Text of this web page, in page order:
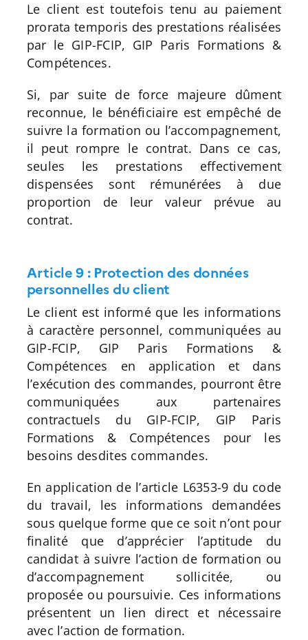
Le client est toutefois tenu au paiement
prorata temporis des prestations réalisées
par le GIP-FCIP, GIP Paris Formations &
Compétences.
Si, par suite de force majeure dûment
reconnue, le bénéficiaire est empêché de
suivre la formation ou l’accompagnement,
il peut rompre le contrat. Dans ce cas,
seules les prestations effectivement
dispensées sont rémunérées à due
proportion de leur valeur prévue au
contrat.
Article 9 : Protection des données
personnelles du client
Le client est informé que les informations
à caractère personnel, communiquées au
GIP-FCIP, GIP Paris Formations &
Compétences en application et dans
l’exécution des commandes, pourront être
communiquées aux partenaires
contractuels du GIP-FCIP, GIP Paris
Formations & Compétences pour les
besoins desdites commandes.
En application de l’article L6353-9 du code
du travail, les informations demandées
sous quelque forme que ce soit n’ont pour
finalité que d’apprécier l’aptitude du
candidat à suivre l’action de formation ou
d’accompagnement sollicitée, ou
proposée ou poursuivie. Ces informations
présentent un lien direct et nécessaire
avec l’action de formation.